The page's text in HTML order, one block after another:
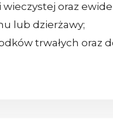
wieczystej oraz
lub dzierżawy;
trwałych